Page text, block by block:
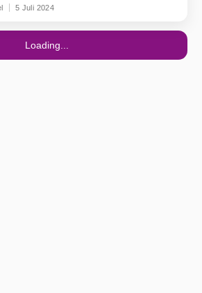
5 Juli 2024
Loading...